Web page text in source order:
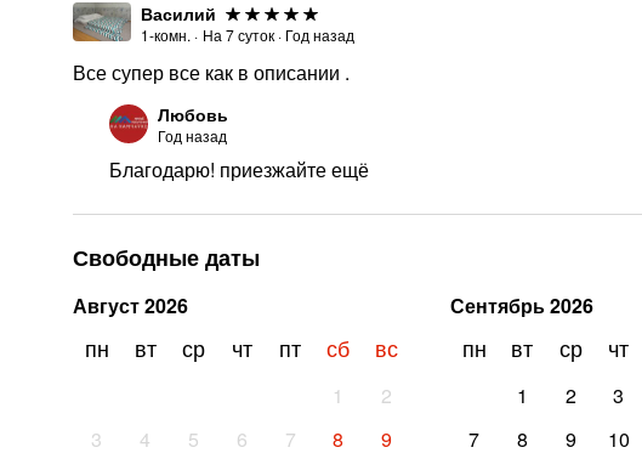
Свободные даты
Август2026
пн вт ср чт пт сб вс
1
2
3
4 5 6 7 8 9
Сентябрь2026
пн вт ср чт
1 2 3
7
8 9 10
Василий
1-комн. · На 7суток · Год назад
Все супер все как в описании .
Любовь
Год назад
Благодарю! приезжайте ещё